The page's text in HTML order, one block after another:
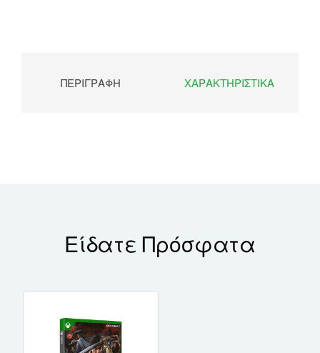
ΠΕΡΙΓΡΑΦΉ ΧΑΡΑΚΤΗΡΙΣΤΙΚΆ
Είδατε Πρόσφατα